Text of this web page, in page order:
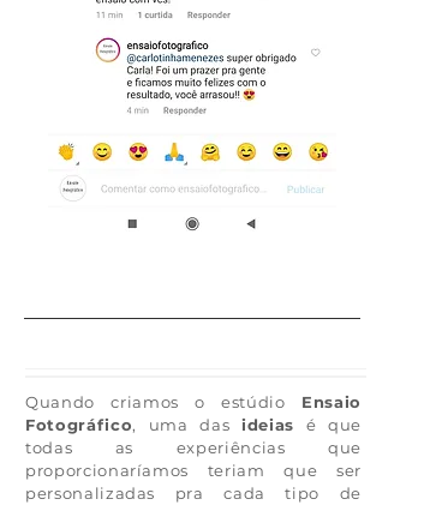
Quando criamos o estúdio Ensaio
Fotográfico, uma das ideias é que
todas as experiências que
proporcionaríamos teriam que ser
personalizadas pra cada tipo de